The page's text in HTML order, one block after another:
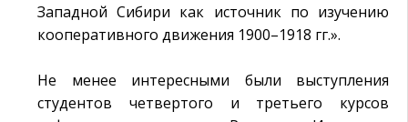
Западной Сибири как источник по изучению
кооперативного движения 1900–1918 гг.».
Не менее интересными были выступления
студентов четвертого и третьего курсов